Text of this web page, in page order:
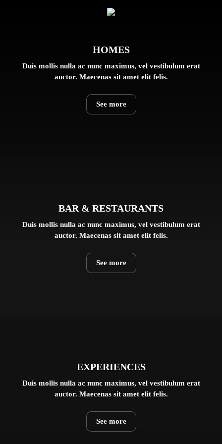
HOMES
Duis mollis nulla ac nunc maximus, vel vestibulum erat
auctor. Maecenas sit amet elit felis.
See more
BAR & RESTAURANTS
Duis mollis nulla ac nunc maximus, vel vestibulum erat
auctor. Maecenas sit amet elit felis.
See more
EXPERIENCES
Duis mollis nulla ac nunc maximus, vel vestibulum erat
auctor. Maecenas sit amet elit felis.
See more